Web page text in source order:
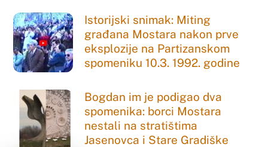
Istorijski snimak: Miting
građana Mostara nakon prve
eksplozije na Partizanskom
spomeniku 10.3. 1992. godine
Bogdan im je podigao dva
spomenika: borci Mostara
nestali na stratištima
Jasenovca i Stare Gradiške